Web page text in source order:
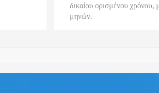
δικαίου ορισμένου χρόνου,
μηνών.